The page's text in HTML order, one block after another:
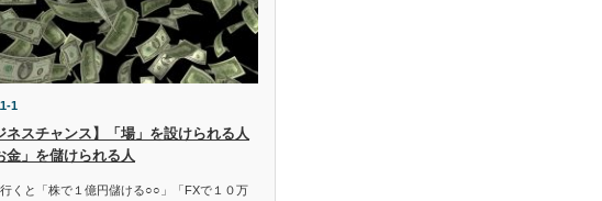
1
ネスチャンス】「場」を設けられる人
金」を儲けられる人
くと「株で１億円儲ける○○」「FXで１０万